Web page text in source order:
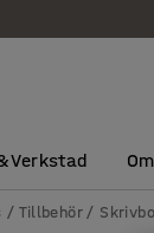
Verkstad
Tillbehör